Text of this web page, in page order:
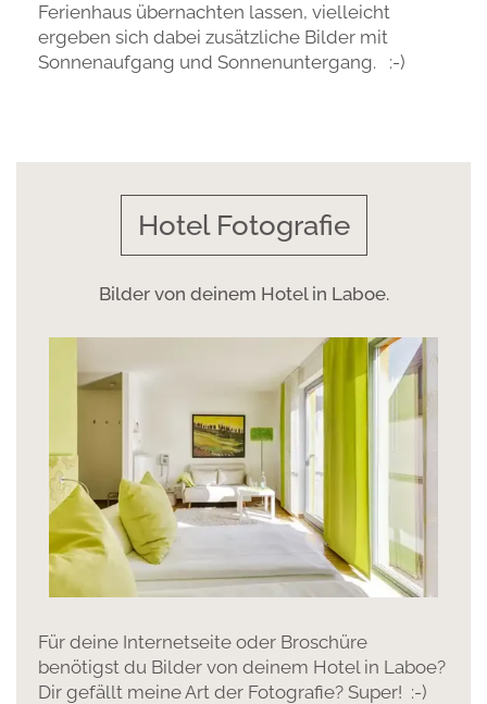
Ferienhaus übernachten lassen, vielleicht
ergeben sich dabei zusätzliche Bilder mit
Sonnenaufgang und Sonnenuntergang. :-)
Hotel Fotografie
Bilder von deinem Hotel in Laboe.
Für deine Internetseite oder Broschüre
benötigst du Bilder von deinem Hotel in Laboe?
Dir gefällt meine Art der Fotografie? Super! :-)